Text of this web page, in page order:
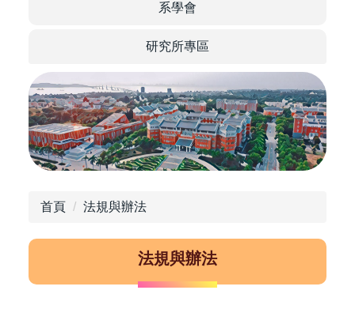
系學會
研究所專區
首頁 法規與辦法
法規與辦法